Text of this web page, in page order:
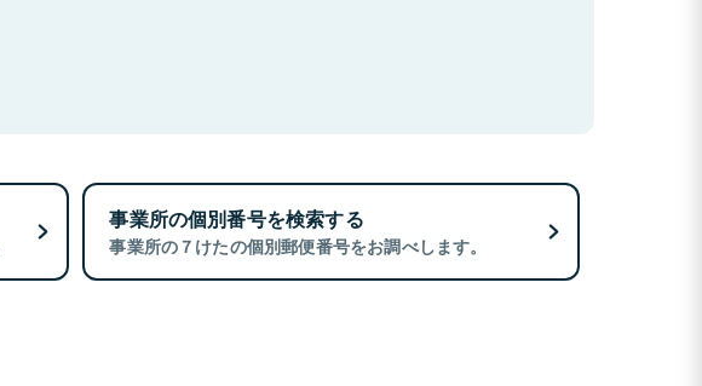
事業所の個別番号を検索する
事業所の７けたの個別郵便番号をお調べします。